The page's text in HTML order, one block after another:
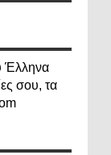
Έλληνα
σου, τα